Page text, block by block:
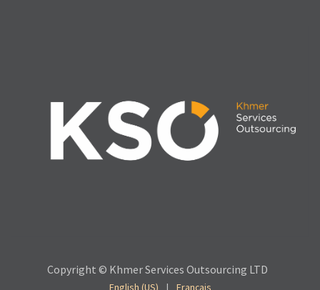
Copyright © Khmer Services Outsourcing LTD
English (US) | Français